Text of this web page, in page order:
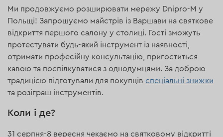
Ми продовжуємо розширювати мережу Dnipro-M у
Польщі! Запрошуємо майстрів із Варшави на святкове
відкриття першого салону у столиці. Гості зможуть
протестувати будь-який інструмент із наявності,
отримати професійну консультацію, пригоститься
кавою та поспілкуватися з однодумцями. За доброю
традицією підготували для покупців спеціальні знижки
та розіграш інструментів.
Коли і де?
31 серпня-8 вересня чекаємо на святковому відкритті